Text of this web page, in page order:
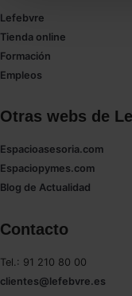
También puedes
seleccionar solo
navegador. Si no
las que sean
Saber más acerca
Lefebvre
Tienda online
Formación
Empleos
Otras webs de
Espacioasesoria.com
Espaciopymes.com
Blog de Actualidad
Contacto
Tel.: 91 210 80 00
clientes@lefebvre.es